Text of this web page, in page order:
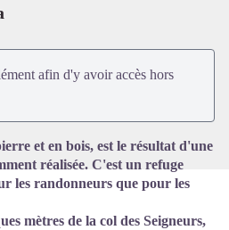
Voir l'image en plein écran
afin d'y avoir accès hors
et en bois, est le résultat d'une
réalisée. C'est un refuge
les randonneurs que pour les
mètres de la col des Seigneurs,